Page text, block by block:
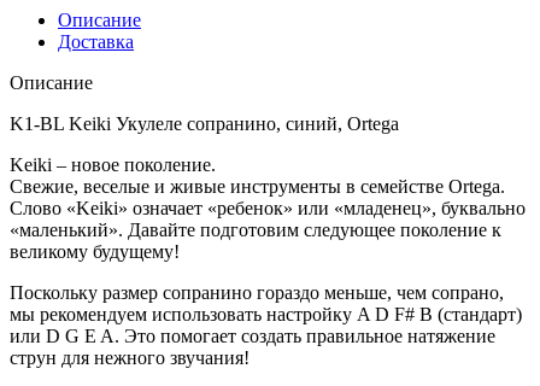
Описание
Доставка
Описание
K1-BL Keiki Укулеле сопранино, синий, Ortega
Keiki – новое поколение.
Свежие, веселые и живые инструменты в семействе Ortega.
Слово «Keiki» означает «ребенок» или «младенец», буквально
«маленький». Давайте подготовим следующее поколение к
великому будущему!
Поскольку размер сопранино гораздо меньше, чем сопрано,
мы рекомендуем использовать настройку A D F# B (стандарт)
или D G E A. Это помогает создать правильное натяжение
струн для нежного звучания!